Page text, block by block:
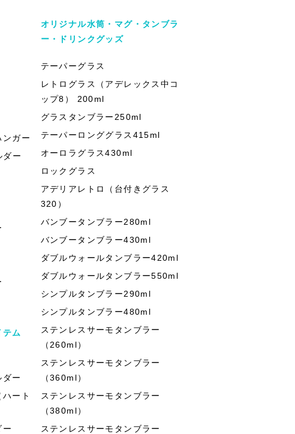
ンガー
ダー
ム
ダー
ート
ー
オリジナル水筒・マグ・タンブラ
ー・ドリンクグッズ
テーパーグラス
レトログラス（アデレックス中コ
ップ8） 200ml
グラスタンブラー250ml
テーパーロンググラス415ml
オーロラグラス430ml
ロックグラス
アデリアレトロ（台付きグラス
320）
バンブータンブラー280ml
バンブータンブラー430ml
ダブルウォールタンブラー420ml
ダブルウォールタンブラー550ml
シンプルタンブラー290ml
シンプルタンブラー480ml
ステンレスサーモタンブラー
（260ml）
ステンレスサーモタンブラー
（360ml）
ステンレスサーモタンブラー
（380ml）
ステンレスサーモタンブラー